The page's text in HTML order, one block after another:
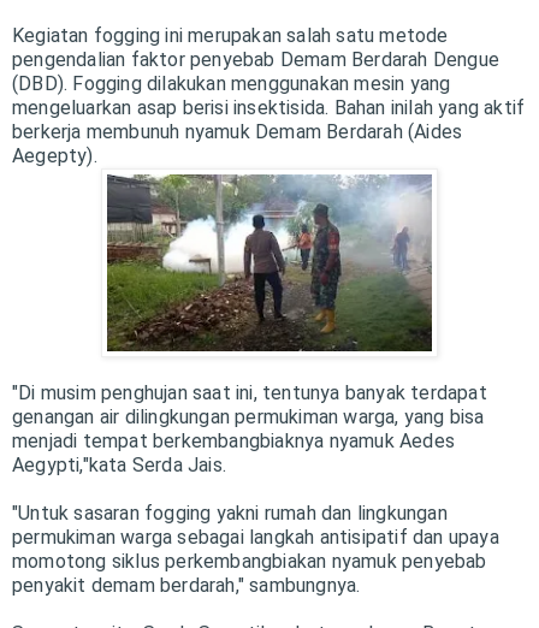
Kegiatan fogging ini merupakan salah satu metode
pengendalian faktor penyebab Demam Berdarah Dengue
(DBD). Fogging dilakukan menggunakan mesin yang
mengeluarkan asap berisi insektisida. Bahan inilah yang aktif
berkerja membunuh nyamuk Demam Berdarah (Aides
Aegepty).
"Di musim penghujan saat ini, tentunya banyak terdapat
genangan air dilingkungan permukiman warga, yang bisa
menjadi tempat berkembangbiaknya nyamuk Aedes
Aegypti,"kata Serda Jais.
"Untuk sasaran fogging yakni rumah dan lingkungan
permukiman warga sebagai langkah antisipatif dan upaya
momotong siklus perkembangbiakan nyamuk penyebab
penyakit demam berdarah," sambungnya.